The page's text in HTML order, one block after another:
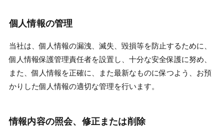
個人情報の管理
当社は、個人情報の漏洩、滅失、毀損等を防止するために、
個人情報保護管理責任者を設置し、十分な安全保護に努め、
また、個人情報を正確に、また最新なものに保つよう、お預
かりした個人情報の適切な管理を行います。
情報内容の照会、修正または削除